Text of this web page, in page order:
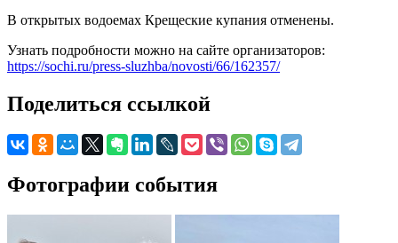
В открытых водоемах Крещеские купания отменены.
Узнать подробности можно на сайте организаторов:
https://sochi.ru/press-sluzhba/novosti/66/162357/
Поделиться ссылкой
Фотографии события